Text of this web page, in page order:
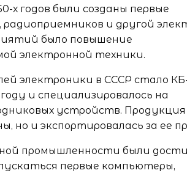
х годов были созданы первые
и другой
было повышение
электронной техники.
электроники в СССР стало КБ-
и специализировалось на
устройств. Продукция
но и экспортировалась за ее
промышленности были
первые компьютеры,